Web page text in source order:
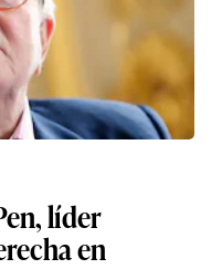
líder
en